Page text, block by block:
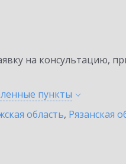
на консультацию,
пункты
область, Рязанская